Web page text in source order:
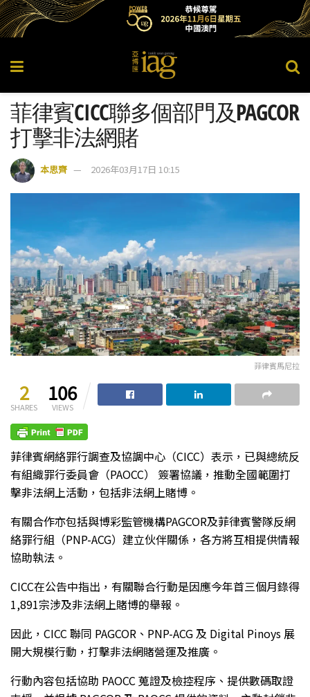
菲律賓CICC聯多個部門及PAGCOR
打擊非法網賭
本思齊 2026年03月17日 10:15
菲律賓馬尼拉
2
SHARES
106
VIEWS
菲律賓網絡罪行調查及協調中心（CICC）表示，已與總統反
有組織罪行委員會（PAOCC） 簽署協議，推動全國範圍打
擊非法網上活動，包括非法網上賭博。
有關合作亦包括與博彩監管機構PAGCOR及菲律賓警隊反網
絡罪行組（PNP-ACG）建立伙伴關係，各方將互相提供情報
協助執法。
CICC在公告中指出，有關聯合行動是因應今年首三個月錄得
1,891宗涉及非法網上賭博的舉報。
因此，CICC 聯同 PAGCOR、PNP-ACG 及 Digital Pinoys 展
開大規模行動，打擊非法網賭營運及推廣。
行動內容包括協助 PAOCC 蒐證及檢控程序、提供數碼取證